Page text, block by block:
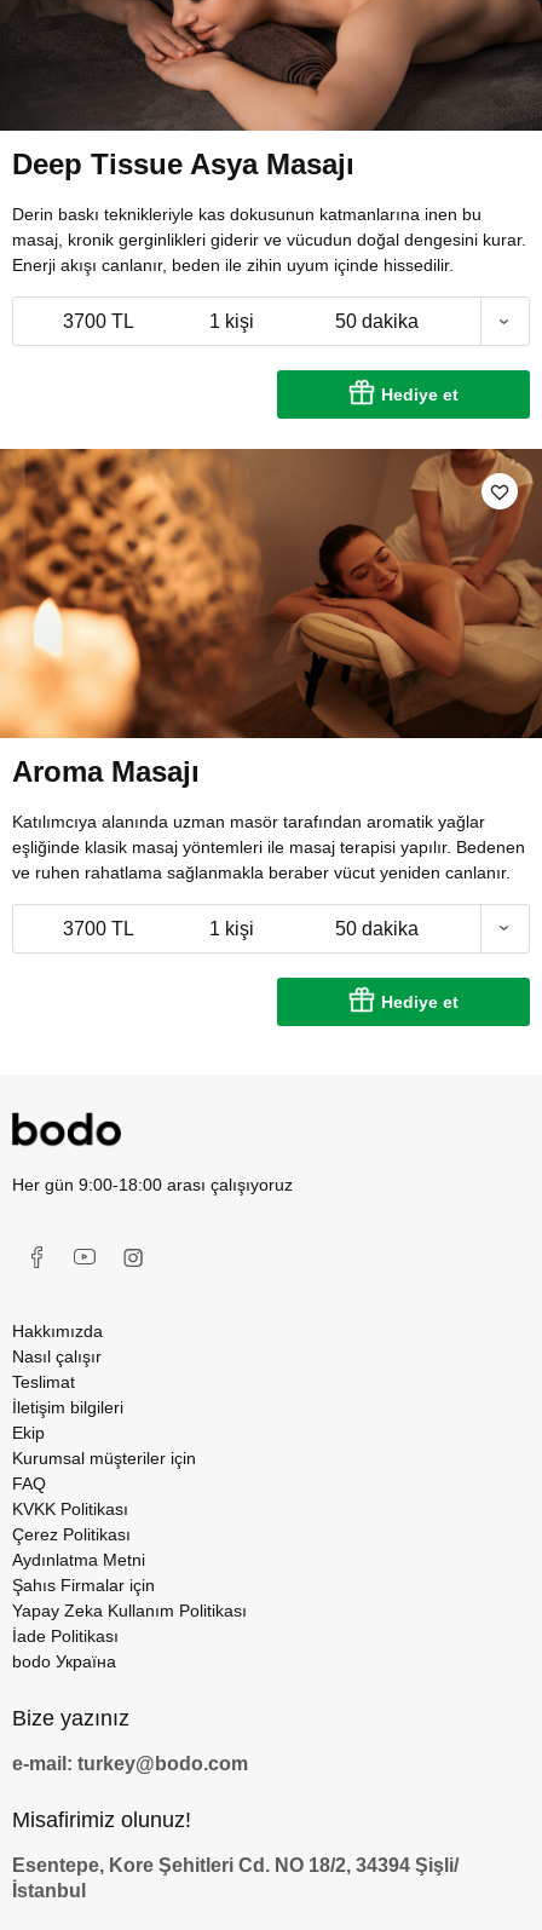
Deep Tissue Asya Masajı
Derin baskı teknikleriyle kas dokusunun katmanlarına inen bu
masaj, kronik gerginlikleri giderir ve vücudun doğal dengesini kurar.
Enerji akışı canlanır, beden ile zihin uyum içinde hissedilir.
3700 TL 1 kişi 50 dakika
Hediye et
Aroma Masajı
Katılımcıya alanında uzman masör tarafından aromatik yağlar
eşliğinde klasik masaj yöntemleri ile masaj terapisi yapılır. Bedenen
ve ruhen rahatlama sağlanmakla beraber vücut yeniden canlanır.
3700 TL 1 kişi 50 dakika
Hediye et
Her gün 9:00-18:00 arası çalışıyoruz
Hakkımızda
Nasıl çalışır
Teslimat
İletişim bilgileri
Ekip
Kurumsal müşteriler için
FAQ
KVKK Politikası
Çerez Politikası
Aydınlatma Metni
Şahıs Firmalar için
Yapay Zeka Kullanım Politikası
İade Politikası
bodo Україна
Bize yazınız
e-mail: turkey@bodo.com
Misafirimiz olunuz!
Esentepe, Kore Şehitleri Cd. NO 18/2, 34394 Şişli/
İstanbul